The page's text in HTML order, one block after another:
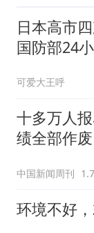
日本高市
国防部24
可爱大王呼
十多万人
绩全部作
中国新闻周刊
环境不好